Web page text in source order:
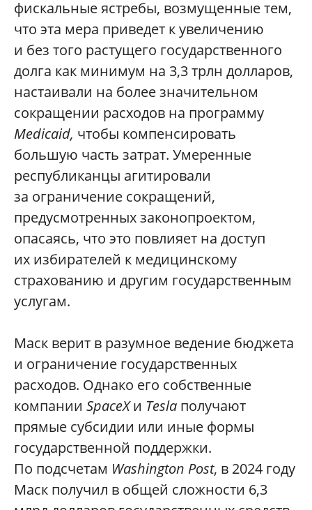
фискальные ястребы, возмущенные тем,
что эта мера приведет к увеличению
и без того растущего государственного
долга как минимум на 3,3 трлн долларов,
настаивали на более значительном
сокращении расходов на программу
Medicaid, чтобы компенсировать
большую часть затрат. Умеренные
республиканцы агитировали
за ограничение сокращений,
предусмотренных законопроектом,
опасаясь, что это повлияет на доступ
их избирателей к медицинскому
страхованию и другим государственным
услугам.
Маск верит в разумное ведение бюджета
и ограничение государственных
расходов. Однако его собственные
компании SpaceXи Tesla получают
прямые субсидии или иные формы
государственной поддержки.
По подсчетам Washington Post, в 2024 году
Маск получил в общей сложности 6,3